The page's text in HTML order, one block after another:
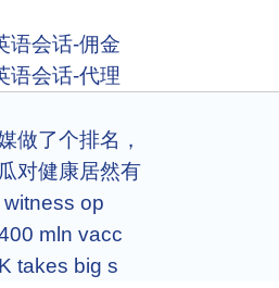
语会话-佣金
语会话-代理
做了个排名，
对健康居然有
op
mln vacc
takes big s